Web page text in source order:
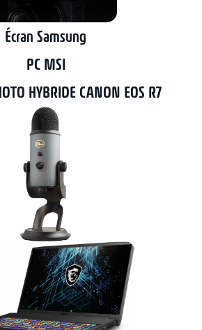
Écran Samsung
PC MSI
HYBRIDE CANON EOS R7